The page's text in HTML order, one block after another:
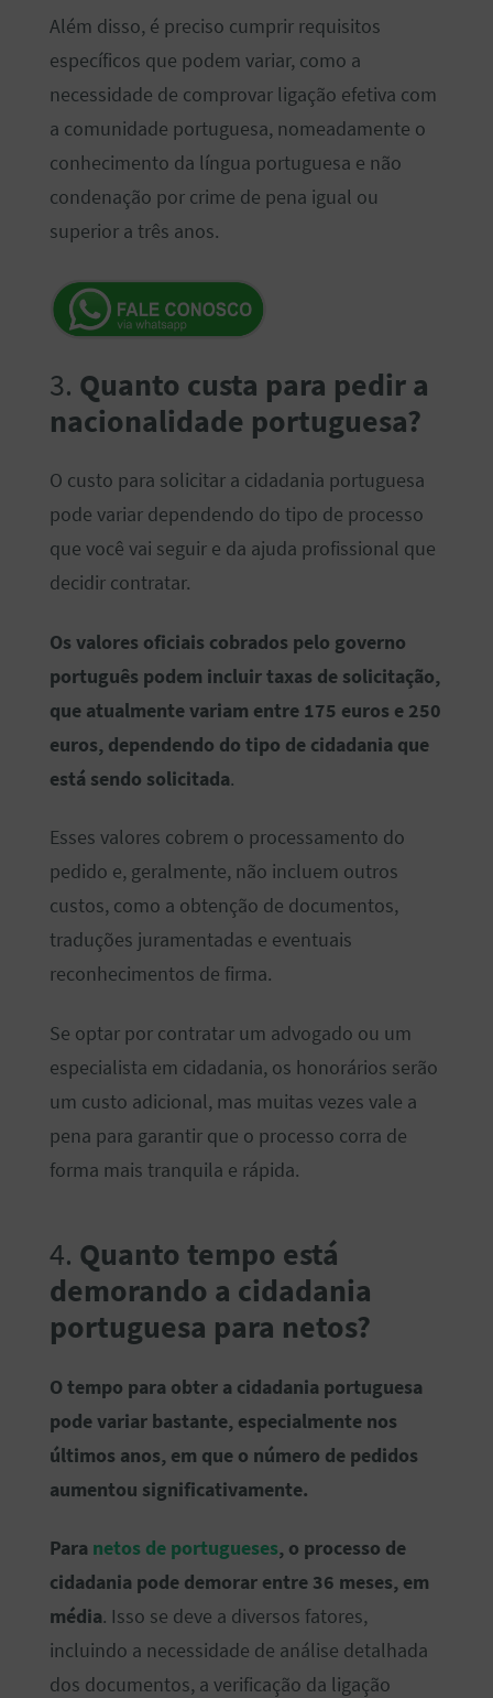
Além disso, é preciso cumprir requisitos
específicos que podem variar, como a
necessidade de comprovar ligação efetiva com
a comunidade portuguesa, nomeadamente o
conhecimento da língua portuguesa e não
condenação por crime de pena igual ou
superior a três anos.
3. Quanto custa para pedir a
nacionalidade portuguesa?
O custo para solicitar a cidadania portuguesa
pode variar dependendo do tipo de processo
que você vai seguir e da ajuda profissional que
decidir contratar.
Os valores oficiais cobrados pelo governo
português podem incluir taxas de solicitação,
que atualmente variam entre 175 euros e 250
euros, dependendo do tipo de cidadania que
está sendo solicitada.
Esses valores cobrem o processamento do
pedido e, geralmente, não incluem outros
custos, como a obtenção de documentos,
traduções juramentadas e eventuais
reconhecimentos de firma.
Se optar por contratar um advogado ou um
especialista em cidadania, os honorários serão
um custo adicional, mas muitas vezes vale a
pena para garantir que o processo corra de
forma mais tranquila e rápida.
4. Quanto tempo está
demorando a cidadania
portuguesa para netos?
O tempo para obter a cidadania portuguesa
pode variar bastante, especialmente nos
últimos anos, em que o número de pedidos
aumentou significativamente.
Para netos de portugueses, o processo de
cidadania pode demorar entre 36 meses, em
média. Isso se deve a diversos fatores,
incluindo a necessidade de análise detalhada
dos documentos, a verificação da ligação